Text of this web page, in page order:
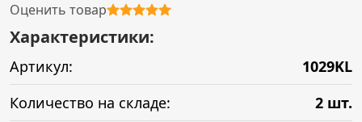
Оценить товар
Характеристики:
Артикул:
1029KL
Количество на складе:
2 шт.